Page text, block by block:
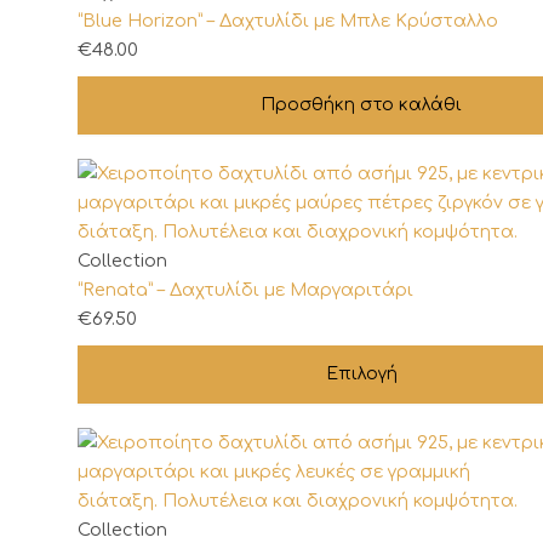
επιλεγούν
στη
“Blue Horizon” – Δαχτυλίδι με Μπλε Κρύσταλλο
€48.00
Προσθήκη στο καλάθι
Collection
“Renata” – Δαχτυλίδι με Μαργαριτάρι
€69.50
Επιλογή
Αυτό
το
προϊόν
έχει
παραλλαγές.
Οι
μπορούν
να
Collection
Αυτό